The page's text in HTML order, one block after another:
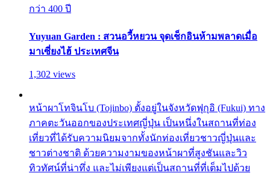
กว่า 400 ปี
Yuyuan Garden : สวนอวี้หยวน จุดเช็กอินห้ามพลาดเมื่อ
มาเซี่ยงไฮ้ ประเทศจีน
1,302 views
หน้าผาโทจินโบ (Tojinbo) ตั้งอยู่ในจังหวัดฟุกุอิ (Fukui) ทาง
ภาคตะวันออกของประเทศญี่ปุ่น เป็นหนึ่งในสถานที่ท่อง
เที่ยวที่ได้รับความนิยมจากทั้งนักท่องเที่ยวชาวญี่ปุ่นและ
ชาวต่างชาติ ด้วยความงามของหน้าผาที่สูงชันและวิว
ทิวทัศน์ที่น่าทึ่ง และไม่เพียงแต่เป็นสถานที่ที่เต็มไปด้วย